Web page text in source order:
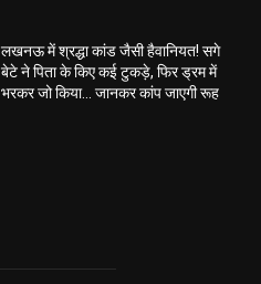
लखनऊ में श्रद्धा कांड जैसी हैवानियत! सगे
बेटे ने पिता के किए कई टुकड़े, फिर ड्रम में
भरकर जो किया… जानकर कांप जाएगी रूह